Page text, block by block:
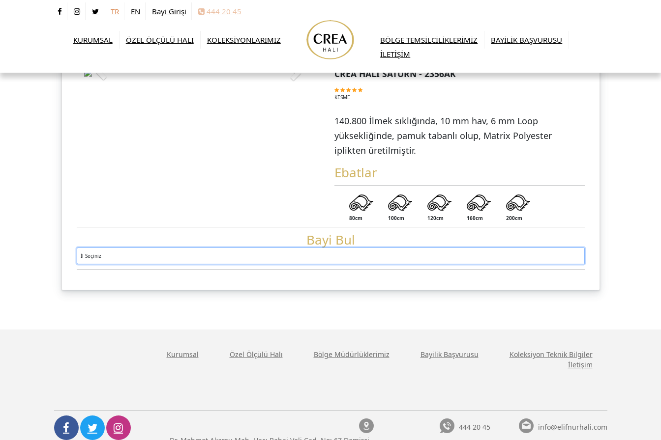
TR EN Bayi Girişi 444 20 45
KURUMSAL ÖZEL ÖLÇÜLÜ HALI KOLEKSİYONLARIMIZ BÖLGE TEMSİLCİLİKLERİMİZ
BAYİLİK BAŞVURUSU
İLETİŞİM
CREA HALI SATÜRN - 2356AK
KESME
140.800 İlmek sıklığında, 10 mm hav, 6 mm Loop
yüksekliğinde, pamuk tabanlı olup, Matrix Polyester
iplikten üretilmiştir.
Ebatlar
80cm 100cm 120cm 160cm 200cm
Bayi Bul
Kurumsal Özel Ölçülü Halı Bölge Müdürlüklerimiz Bayilik Başvurusu
Koleksiyon Teknik Bilgiler
İletişim
444 20 45 info@elifnurhali.com